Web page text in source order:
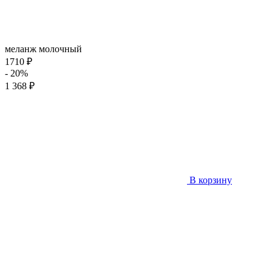
меланж молочный
1710 ₽
- 20%
1 368 ₽
В корзину